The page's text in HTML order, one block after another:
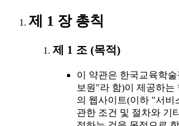
제 1 장 총칙
제 1 조 (목적)
이 약관은 한국교육학
보원"라 함)이 제공하는
의 웹사이트(이하 "서비
관한 조건 및 절차와 기